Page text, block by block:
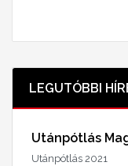
LEGUTÓBBI
Utánpótlás
Utánpótlás 2021